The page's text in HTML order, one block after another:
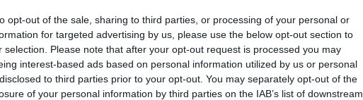
opt-out of the sale, sharing to third parties, or processing of your personal or
for targeted advertising by us, please use the below opt-out section to
selection. Please note that after your opt-out request is processed you may
interest-based ads based on personal information utilized by us or personal
to third parties prior to your opt-out. You may separately opt-out of the
of your personal information by third parties on the IAB’s list of downstream